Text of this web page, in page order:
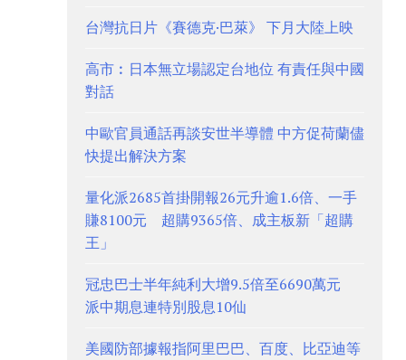
台灣抗日片《賽德克·巴萊》 下月大陸上映
高市︰日本無立場認定台地位 有責任與中國
對話
中歐官員通話再談安世半導體 中方促荷蘭儘
快提出解決方案
量化派2685首掛開報26元升逾1.6倍、一手
賺8100元 超購9365倍、成主板新「超購
王」
冠忠巴士半年純利大增9.5倍至6690萬元
派中期息連特別股息10仙
美國防部據報指阿里巴巴、百度、比亞迪等